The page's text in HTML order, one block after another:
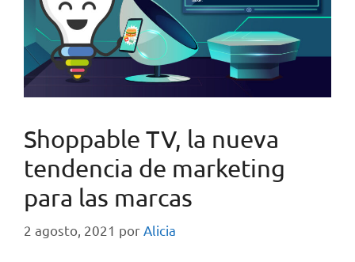
Shoppable TV, la nueva
tendencia de marketing
para las marcas
2 agosto, 2021 porAlicia